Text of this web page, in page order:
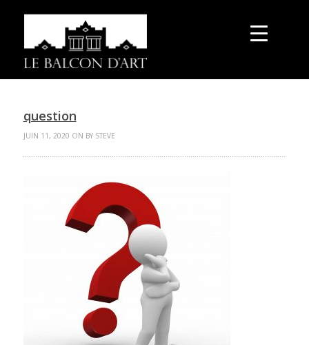
question
JUIN 11, 2020 ON BY STEVE